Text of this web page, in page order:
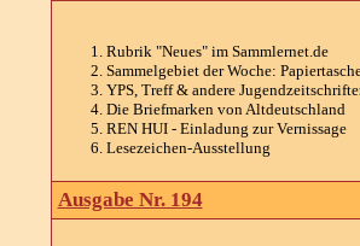
Rubrik "Neues" im Sammlernet.de
Sammelgebiet der Woche:
YPS, Treff & andere
Die Briefmarken von Altdeutschland
REN HUI - Einladung zur Vernissage
Lesezeichen-Ausstellung
Ausgabe Nr. 194